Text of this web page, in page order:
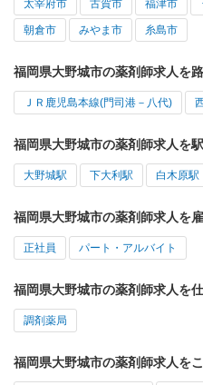
太宰府市 古賀市 福津市
朝倉市 みやま市 糸島市
福岡県大野城市の薬剤師求人を
ＪＲ鹿児島本線(門司港－八代)
福岡県大野城市の薬剤師求人を
大野城駅 下大利駅 白木原駅
福岡県大野城市の薬剤師求人を
正社員 パート・アルバイト
福岡県大野城市の薬剤師求人を
調剤薬局
福岡県大野城市の薬剤師求人を